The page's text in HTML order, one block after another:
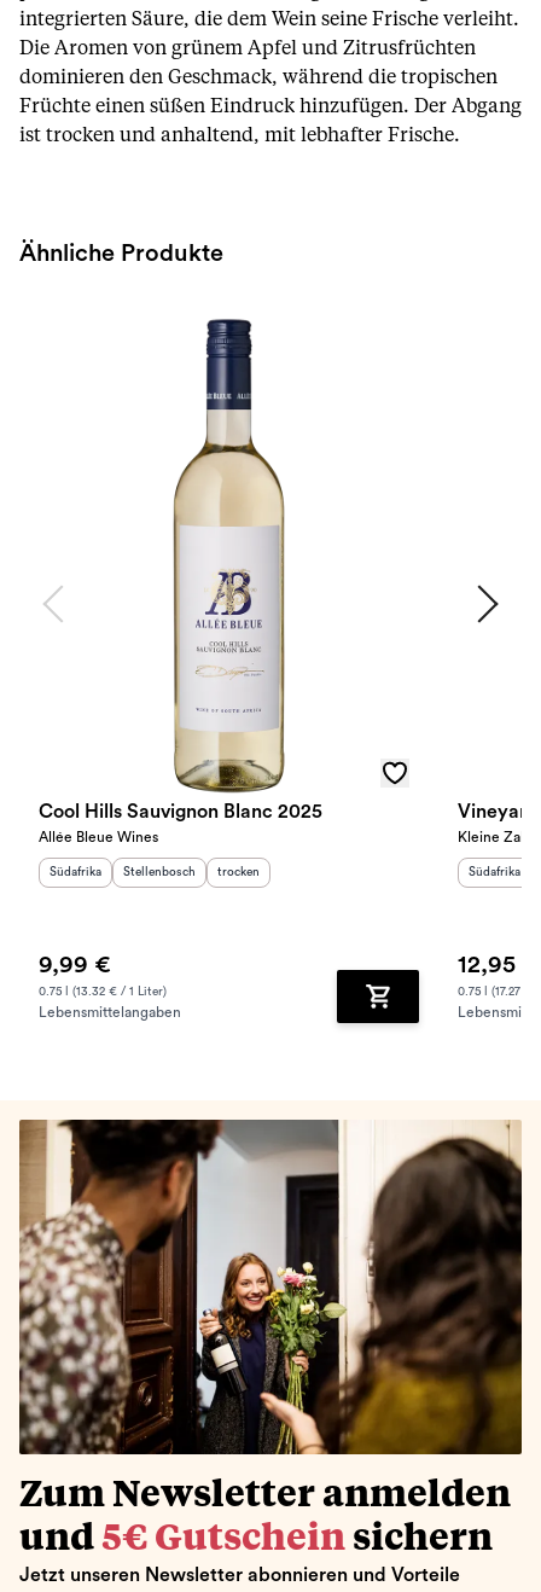
integrierten Säure, die dem Wein seine Frische verleiht.
Die Aromen von grünem Apfel und Zitrusfrüchten
dominieren den Geschmack, während die tropischen
Früchte einen süßen Eindruck hinzufügen. Der Abgang
ist trocken und anhaltend, mit lebhafter Frische.
Ähnliche Produkte
Cool Hills Sauvignon Blanc 2025
Allée Bleue Wines
Herkunftsland:
Südafrika Herkunftsregion
Stellenbosch Geschmack
trocken
9,99 €
0.75 l (13.32 € / 1 Liter)
Lebensmittelangaben Zum Warenkorb
Vineyard
Kleine Zalze
Südafrika
12,95 €
0.75 l (17.27 €
Zum Newsletter anmelden
und 5€ Gutschein sichern
Jetzt unseren Newsletter abonnieren und Vorteile